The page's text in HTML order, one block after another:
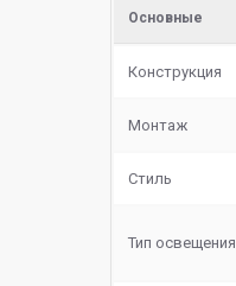
Основные
Конструкция
Монтаж
Стиль
Тип освещения